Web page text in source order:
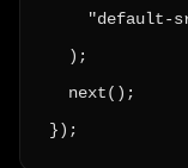
"default-
  );
  next();
});